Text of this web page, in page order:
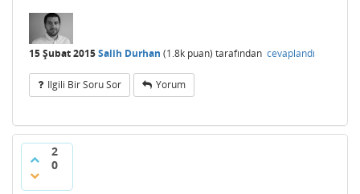
15 Şubat 2015Salih Durhan (1.8k puan) tarafından cevaplandı
Ilgili Bir Soru Sor Yorum
2
0